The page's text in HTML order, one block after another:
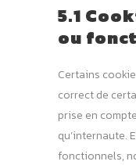
5.1
ou
Certains
correct de
prise en
qu’internaute.
fonctionnels,